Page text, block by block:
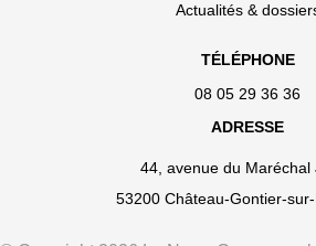
Actualités &
TÉLÉPHONE
08 05 29 36 36
ADRESSE
44, avenue du Maréchal
53200 Château-Gontier-